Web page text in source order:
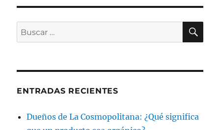
Buscar
por:
ENTRADAS RECIENTES
Dueños de La Cosmopolitana: ¿Qué significa